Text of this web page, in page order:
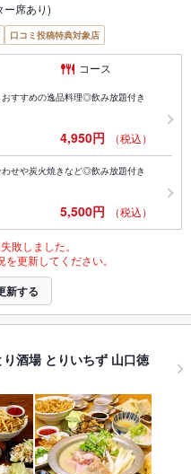
ー席あり)
口コミ投稿特典対象店
コース
おすすめの逸品料理◎飲み放題付き
4,950円 （税込）
わせや炭火焼きなど◎飲み放題付き
5,500円 （税込）
敗しました。
更新してください。
新する
り酒場 とりいちず 山口徳